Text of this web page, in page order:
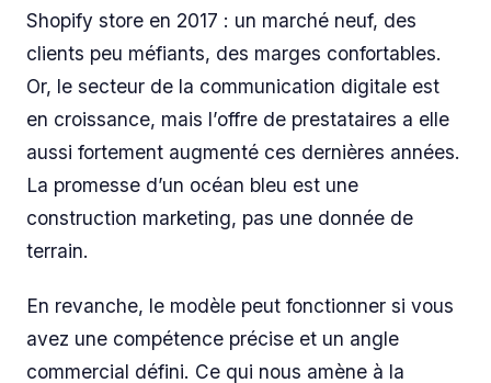
Shopify store en 2017 : un marché neuf, des
clients peu méfiants, des marges confortables.
Or, le secteur de la communication digitale est
en croissance, mais l’offre de prestataires a elle
aussi fortement augmenté ces dernières années.
La promesse d’un océan bleu est une
construction marketing, pas une donnée de
terrain.
En revanche, le modèle peut fonctionner si vous
avez une compétence précise et un angle
commercial défini. Ce qui nous amène à la